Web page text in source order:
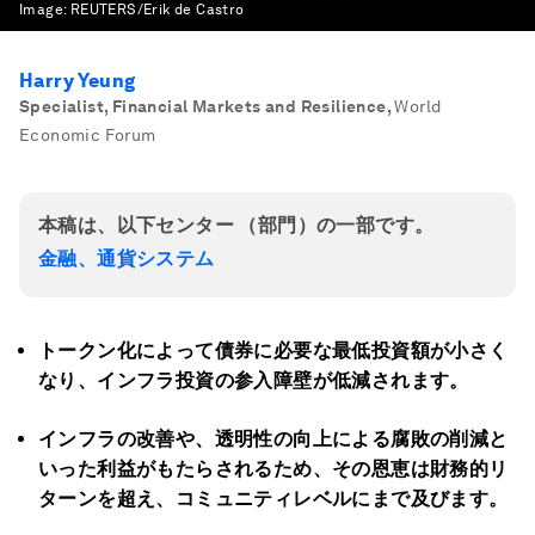
Image: REUTERS/Erik de Castro
Harry Yeung
Specialist, Financial Markets and Resilience, World
Economic Forum
本稿は、以下センター （部門）の一部です。
金融、通貨システム
トークン化によって債券に必要な最低投資額が小さく
なり、インフラ投資の参入障壁が低減されます。
インフラの改善や、透明性の向上による腐敗の削減と
いった利益がもたらされるため、 その恩恵は財務的リ
ターンを超え、コミュニティレベルにまで及びます。